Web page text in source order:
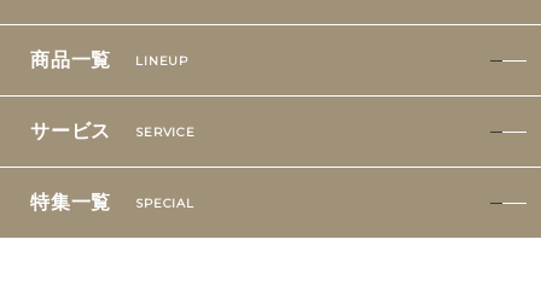
化粧下地
商品一覧 LINEUP
サービス SERVICE
特集一覧 SPECIAL